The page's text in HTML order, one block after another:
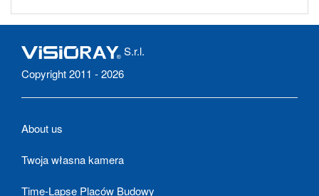
S.r.l.
Copyright 2011 - 2026
About us
Twoja własna kamera
Time-Lapse Placów Budowy